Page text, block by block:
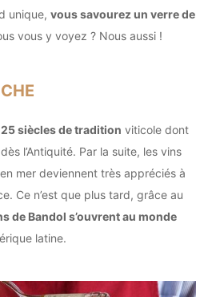
unique, vous savourez un verre de
vous y voyez ? Nous aussi !
25 siècles de tradition viticole dont
l’Antiquité. Par la suite, les vins
mer deviennent très appréciés à
Ce n’est que plus tard, grâce au
de Bandol s’ouvrent au monde
latine.